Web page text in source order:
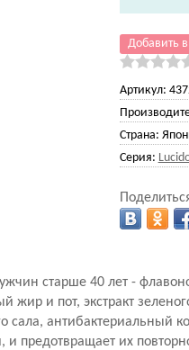
Добавить
Артикул:
Страна:
Серия:
старше 40 лет -
и пот, экстракт
антибактериальный
и предотвращает их